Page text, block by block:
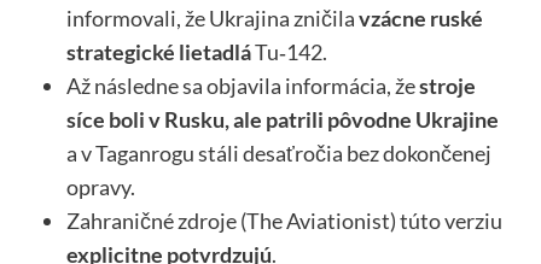
informovali, že Ukrajina zničilavzácne ruské
strategické lietadláTu‑142.
Až následne sa objavila informácia, žestroje
síce boli v Rusku, ale patrili pôvodne Ukrajine
a v Taganrogu stáli desaťročia bez dokončenej
opravy.
Zahraničné zdroje (The Aviationist) túto verziu
explicitne potvrdzujú.